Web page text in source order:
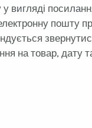
вигляді
пошту
на товар,